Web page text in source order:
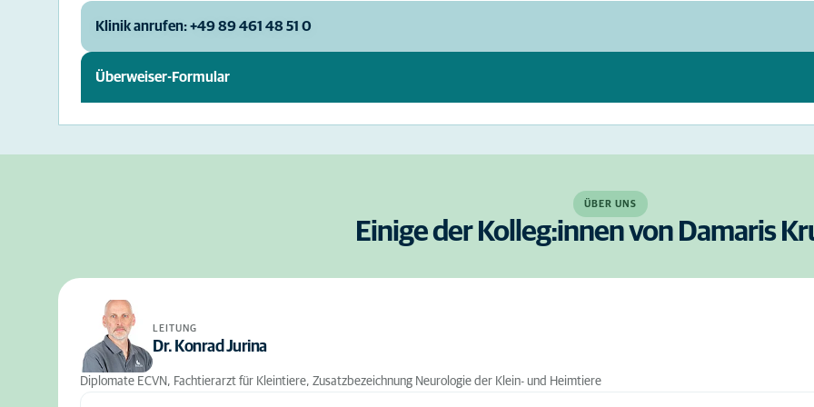
Klinik anrufen: +49 89 461 48 51 0
Überweiser-Formular
ÜBER UNS
Einige der Kolleg:innen von Damaris
LEITUNG
Dr. Konrad Jurina
Diplomate ECVN, Fachtierarzt für Kleintiere, Zusatzbezeichnung Neurologie der Klein- und Heimtiere